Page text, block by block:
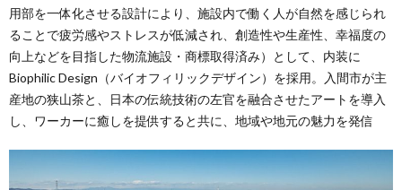
用部を一体化させる設計により、施設内で働く人が自然を感じられ
ることで疲労感やストレスが低減され、創造性や生産性、幸福度の
向上などを目指した物流施設・商標取得済み）として、内装に
Biophilic Design（バイオフィリックデザイン）を採用。入間市が主
産地の狭山茶と、日本の伝統技術の左官を融合させたアートを導入
し、ワーカーに癒しを提供すると共に、地域や地元の魅力を発信